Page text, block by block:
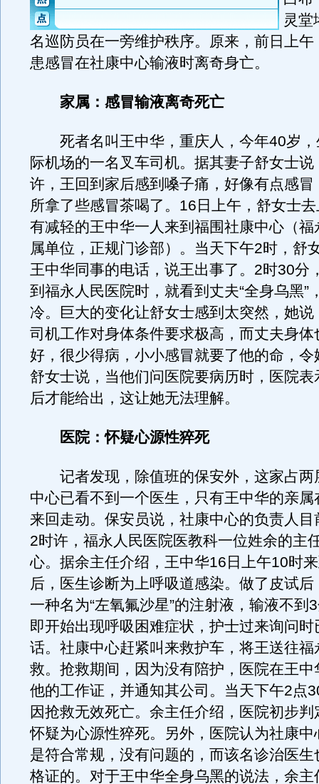
灵堂
名巡防员在一旁维护秩序。原来，前日上午
患感冒在社康中心输液时离奇身亡。
家属：感冒输液离奇死亡
死者名叫王中华，重庆人，今年40岁，
际机场的一名叉车司机。据其妻子舒女士
许，王回到家后感到嗓子痛，好像有点感冒
所拿了些感冒茶喝了。16日上午，舒女士
有减轻的王中华一人来到福围社康中心（福
属单位，正规门诊部）。当天下午2时，舒
王中华同事的电话，说王出事了。2时30分
到福永人民医院时，就看到丈夫“全身乌黑”
冷。巨大的变化让舒女士感到太突然，她说
司机工作对身体条件要求极高，而丈夫身体
好，很少得病，小小感冒就要了他的命，令
舒女士说，当他们问医院要病历时，医院表
后才能给出，这让她无法理解。
医院：怀疑心源性猝死
记者发现，除值班的保安外，这家占两
中心已看不到一个医生，只有王中华的亲属
来回走动。保安员说，社康中心的负责人目
2时许，福永人民医院医教科一位姓余的主
心。据余主任介绍，王中华16日上午10时
后，医生诊断为上呼吸道感染。做了皮试
一种名为“左氧氟沙星”的注射液，输液不到
即开始出现呼吸困难症状，护士过来询问时
话。社康中心赶紧叫来救护车，将王送往福
救。抢救期间，因为没有陪护，医院在王中
他的工作证，并通知其公司。当天下午2点
因抢救无效死亡。余主任介绍，医院初步
怀疑为心源性猝死。另外，医院认为社康中
是符合常规，没有问题的，而该名诊治医生
格证的。对于王中华全身乌黑的说法，余主